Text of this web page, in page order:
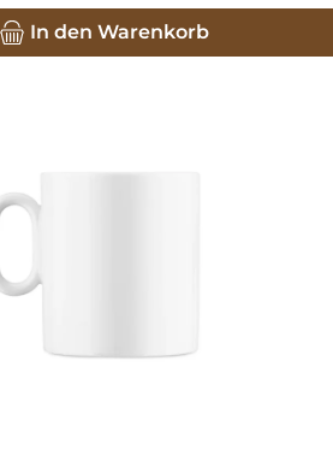
In den Warenkorb